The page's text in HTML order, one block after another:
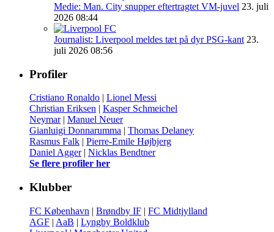
Medie: Man. City snupper eftertragtet VM-juvel 23. juli
2026 08:44
Journalist: Liverpool meldes tæt på dyr PSG-kant 23.
juli 2026 08:56
Profiler
Cristiano Ronaldo | Lionel Messi
Christian Eriksen | Kasper Schmeichel
Neymar| Manuel Neuer
Gianluigi Donnarumma | Thomas Delaney
Rasmus Falk | Pierre-Emile Højbjerg
Daniel Agger| Nicklas Bendtner
Se flere profiler her
Klubber
FC København | Brøndby IF | FC Midtjylland
AGF | AaB | Lyngby Boldklub